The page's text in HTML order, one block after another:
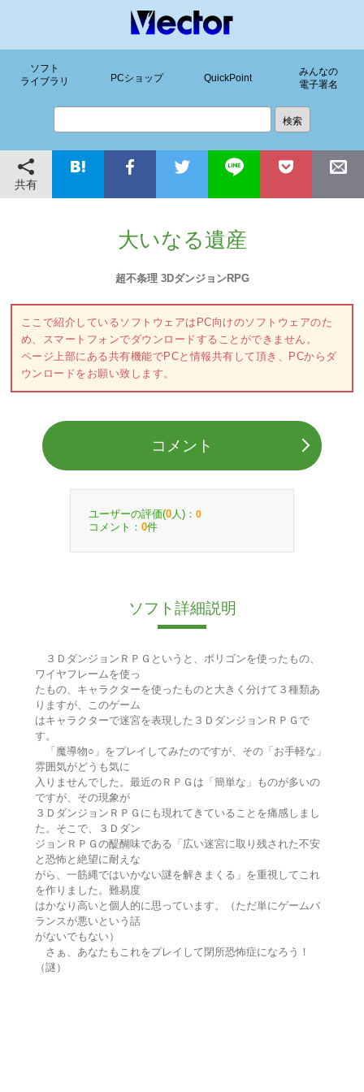
ソフト
ライブラリ
PCショップ QuickPoint
みんなの
電子署名
共有
大いなる遺産
超不条理 3DダンジョンRPG
ここで紹介しているソフトウェアはPC向けのソフトウェアのた
め、スマートフォンでダウンロードすることができません。
ページ上部にある共有機能でPCと情報共有して頂き、PCからダ
ウンロードをお願い致します。
コメント
ユーザーの評価(0 人)： 0
コメント： 0件
ソフト詳細説明
３ＤダンジョンＲＰＧというと、ポリゴンを使ったもの、
ワイヤフレームを使っ
たもの、キャラクターを使ったものと大きく分けて３種類あ
りますが、このゲーム
はキャラクターで迷宮を表現した３ＤダンジョンＲＰＧで
す。
「魔導物○」をプレイしてみたのですが、その「お手軽な」
雰囲気がどうも気に
入りませんでした。最近のＲＰＧは「簡単な」ものが多いの
ですが、その現象が
３ＤダンジョンＲＰＧにも現れてきていることを痛感しまし
た。そこで、３Ｄダン
ジョンＲＰＧの醍醐味である「広い迷宮に取り残された不安
と恐怖と絶望に耐えな
がら、一筋縄ではいかない謎を解きまくる」を重視してこれ
を作りました。難易度
はかなり高いと個人的に思っています。（ただ単にゲームバ
ランスが悪いという話
がないでもない）
さぁ、あなたもこれをプレイして閉所恐怖症になろう！
（謎）